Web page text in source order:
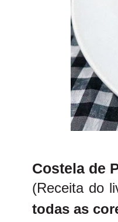
Costela de
(Receita do
todas as